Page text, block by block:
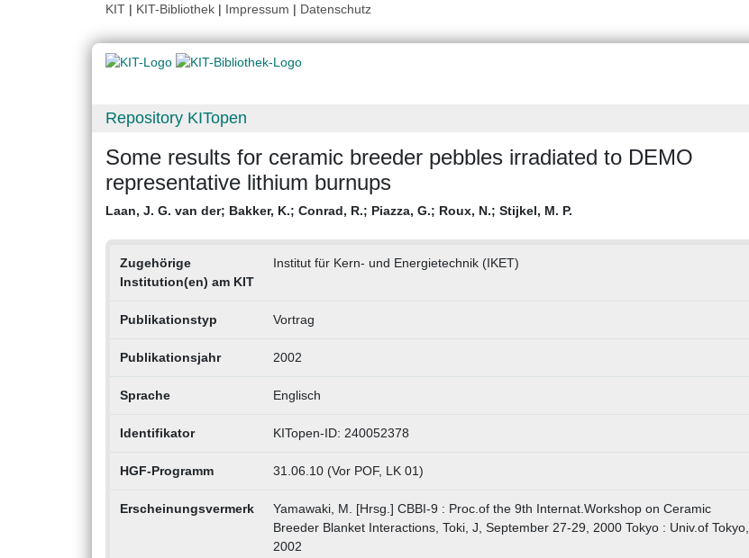
KIT | KIT-Bibliothek | Impressum | Datenschutz
Repository KITopen
Some results for ceramic breeder pebbles irradiated to DEMO
representative lithium burnups
Laan, J. G. van der; Bakker, K.; Conrad, R.; Piazza, G.; Roux, N.; Stijkel, M. P.
Zugehörige
Institution(en) am KIT
Institut für Kern- und Energietechnik (IKET)
Publikationstyp Vortrag
Publikationsjahr 2002
Sprache Englisch
Identifikator KITopen-ID: 240052378
HGF-Programm 31.06.10 (Vor POF, LK 01)
Erscheinungsvermerk
Yamawaki, M. [Hrsg.] CBBI-9 : Proc.of the 9th Internat.Workshop on Ceramic
Breeder Blanket Interactions, Toki, J, September 27-29, 2000 Tokyo : Univ.of Tokyo,
2002